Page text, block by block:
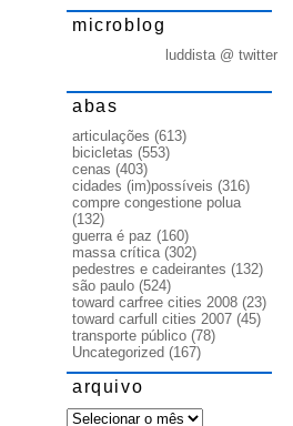
microblog
luddista @ twitter
abas
articulações (613)
bicicletas (553)
cenas (403)
cidades (im)possíveis (316)
compre congestione polua
(132)
guerra é paz (160)
massa crítica(302)
pedestres e cadeirantes (132)
são paulo (524)
toward carfree cities 2008 (23)
toward carfull cities 2007 (45)
transporte público (78)
Uncategorized (167)
arquivo
arquivo